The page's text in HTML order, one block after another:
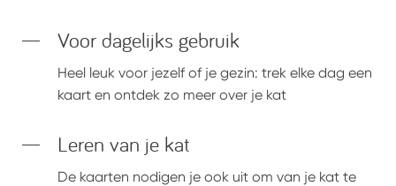
Voor dagelijks gebruik
Heel leuk voor jezelf of je gezin: trek elke dag een
kaart en ontdek zo meer over je kat
Leren van je kat
De kaarten nodigen je ook uit om van je kat te